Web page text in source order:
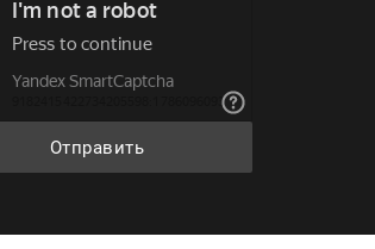
Отправить